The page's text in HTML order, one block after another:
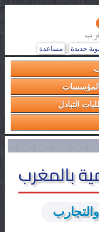
جديدة مساعدة
التبادل
بالمغرب